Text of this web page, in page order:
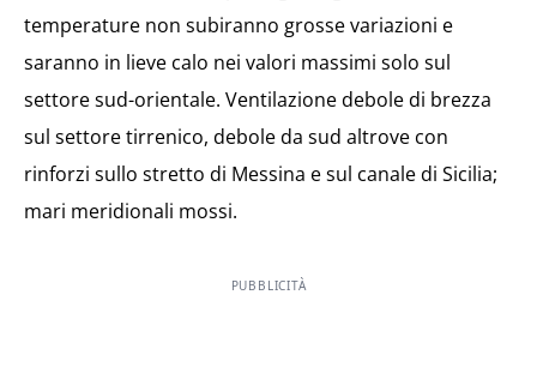
temperature non subiranno grosse variazioni e
saranno in lieve calo nei valori massimi solo sul
settore sud-orientale. Ventilazione debole di brezza
sul settore tirrenico, debole da sud altrove con
rinforzi sullo stretto di Messina e sul canale di Sicilia;
mari meridionali mossi.
PUBBLICITÀ